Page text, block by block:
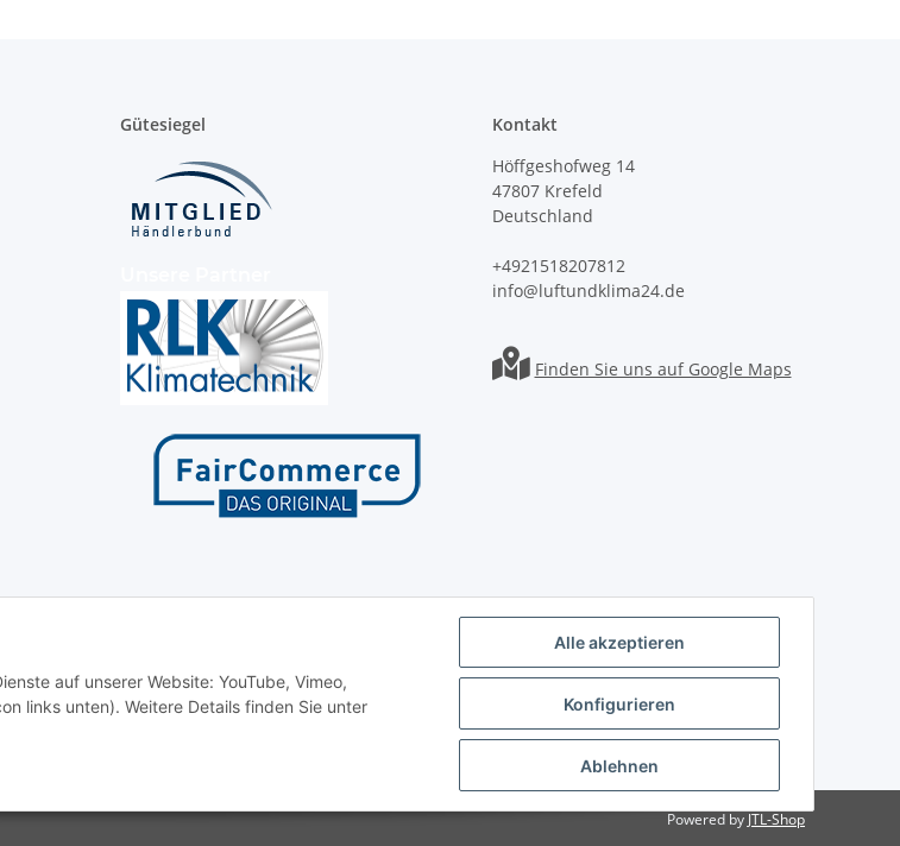
Alle akzeptieren
Konfigurieren
Ablehnen
auf unserer Website: YouTube, Vimeo,
links unten). Weitere Details finden Sie unter
Gütesiegel
Kontakt
Höffgeshofweg 14
47807 Krefeld
Deutschland
+4921518207812
info@luftundklima24.de
Finden Sie uns auf Google Maps
Powered by JTL-Shop